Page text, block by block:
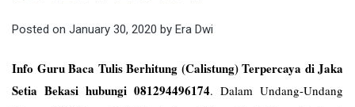
Posted on January 30, 2020 by Era Dwi
Info Guru Baca Tulis Berhitung (Calistung) Terpercaya di Jaka
Setia Bekasi hubungi 081294496174. Dalam Undang-Undang